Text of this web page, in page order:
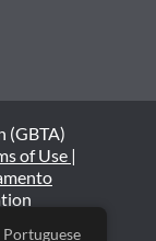
(GBTA)
of Use |
Portuguese